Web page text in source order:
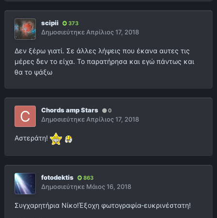
scipii 373
ΔημοσιεύτηκεΑπρίλιος 17, 2018
Δεν ξέρω γιατί. Σε άλλες λήψεις που έκανα αυτες τις
μέρες δεν το είχα. Το παρατήρησα και εγώ πάντως και
θα το ψάξω
Chords amp Stars 0
ΔημοσιεύτηκεΑπρίλιος 17, 2018
Αστεράτη!
fotodektis 863
Δημοσιεύτηκε Μάιος 16, 2018
Συγχαρητήρια Νίκο!Έξοχη φωτογραφία-ευκρινέστατη!